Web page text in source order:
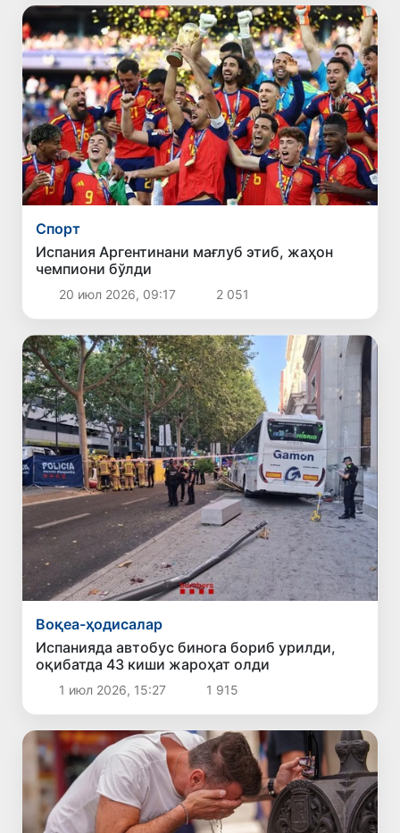
Спорт
Испания Аргентинани мағлуб этиб, жаҳон
чемпиони бўлди
20 июл 2026, 09:17 2 051
Воқеа-ҳодисалар
Испанияда автобус бинога бориб урилди,
оқибатда 43 киши жароҳат олди
1 июл 2026, 15:27 1 915